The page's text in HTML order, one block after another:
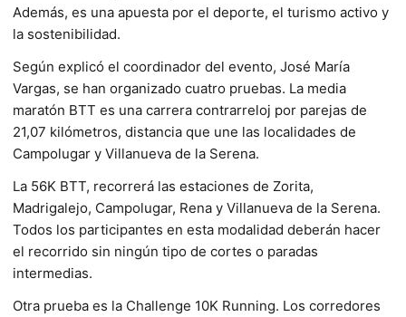
Además, es una apuesta por el deporte, el turismo activo y
la sostenibilidad.
Según explicó el coordinador del evento, José María
Vargas, se han organizado cuatro pruebas. La media
maratón BTT es una carrera contrarreloj por parejas de
21,07 kilómetros, distancia que une las localidades de
Campolugar y Villanueva de la Serena.
La 56K BTT, recorrerá las estaciones de Zorita,
Madrigalejo, Campolugar, Rena y Villanueva de la Serena.
Todos los participantes en esta modalidad deberán hacer
el recorrido sin ningún tipo de cortes o paradas
intermedias.
Otra prueba es la Challenge 10K Running. Los corredores